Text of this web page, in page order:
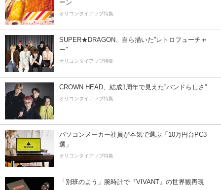
ーン
オリコンタイアップ特集
SUPER★DRAGON、自ら描いた”レトロフューチャ
ー”
オリコンタイアップ特集
CROWN HEAD、結成1周年で見えた”バンドらしさ”
オリコンタイアップ特集
パソコンメーカー社員が本気で選ぶ「10万円台PC3
選」
オリコンタイアップ特集
「別班のよう」腕時計で『VIVANT』の世界観再現